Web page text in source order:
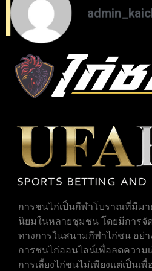
การชนไก่เป็นกีฬาโบราณที่มีม
นิยมในหลายชุมชน โดยมีการจั
ทางการในสนามกีฬาไก่ชน อย่
การชนไก่ออนไลน์เพื่อลดความ
การเลี้ยงไก่ชนไม่เพียงแต่เป็นเ